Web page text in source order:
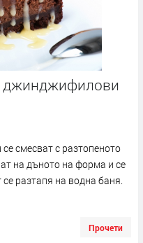
джинджифилови
смесват с разтопеното
на дъното на форма и се
разтапя на водна баня.
Прочети